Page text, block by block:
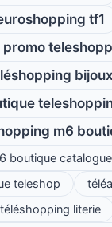
tf1
bijoux
m6
boutique catalogue
teleshop
téléshopping literie